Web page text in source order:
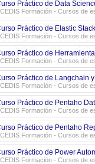
Práctico de Data
Formación - Cursos de
Práctico de Elastic Stack
Formación - Cursos de
Práctico de
Formación - Cursos de
Práctico de Langchain
Formación - Cursos de
Práctico de Pentaho
Formación - Cursos de
Práctico de Pentaho
Formación - Cursos de
Práctico de Power
Formación - Cursos de